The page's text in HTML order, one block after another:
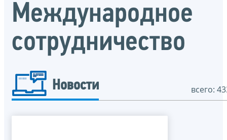
Международное
сотрудничество
Новости всего: